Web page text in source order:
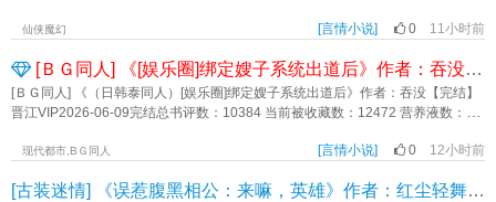
配又让男主们沦陷了》作者：猫鱼爱吃甜瓜
月，每周有三天会准时回家吃饭。 第三月，他堂而皇之的住进了主卧。
手里这张不限额的黑卡陷入沉思，婚前协议说她每月只能领到三百万生活费，像
在上班打卡。 后来被宠溺的娇蛮小姑娘不服管，去夜店点男模被抓现行——
底气不足且心虚 他嗓音低沉，手流连最爱的细腰处：“老公不能满足你？居然
婚书，他将想念多年的人护在怀中，给她港湾。 标签：现代言情 婚恋情缘《港
醒后，她看着自己从梦中得来的空间，陷入深思：手握空间系统，她是不是可以
妙妙带着家人坐在家里看着电视吃着火锅； 在别人为了一件毛衣大打出手的
时候，黎妙妙带着家人穿着厚棉袄在院子里堆雪人； 在别人手拿好不容易得
来的一颗晶核苦哈哈躲在角落提升异能的时候，黎妙妙带着家人坐在空间的草地
时，黎妙妙摸了摸下巴：是时候该解决人生大事了。 她制止了旁边鬼鬼祟祟
空间 末世危机《末世后我全家凭空间躺赢》作者：柠檬美白
仙侠魔幻 [言情小说] 0 11小时前
[ＢＧ同人] 《[娱乐圈]绑定嫂子系统出道后》作者：吞没【完结】
[ＢＧ同人] 《（日韩泰同人）[娱乐圈]绑定嫂子系统出道后》作者：吞没【完结】
晋江VIP2026-06-09完结总书评数：10384 当前被收藏数：12472 营养液数：
种嫂子系统”。 不当关种会虚弱，不当嫂子会死亡，说好当嫂子，你怎么转头
当然是卖给私生赚一笔再说。 抽奖获得“让某人留意到，并深入了解你”这一私
现代都市,BＧ同人 [言情小说] 0 12小时前
[古装迷情] 《误惹腹黑相公：来嘛，英雄》作者：红尘轻舞【完结+番外】